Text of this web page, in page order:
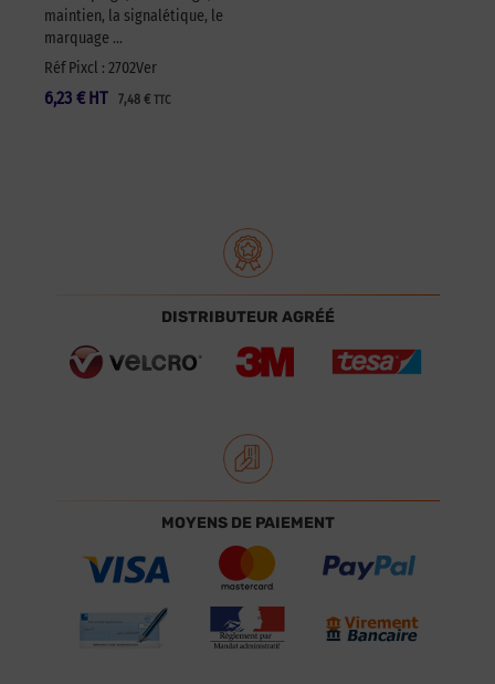
maintien, la signalétique, le
marquage …
Réf Pixcl : 2702Ver
6,23 € 7,48 € TTC
HT
DISTRIBUTEUR AGRÉÉ
MOYENS DE PAIEMENT